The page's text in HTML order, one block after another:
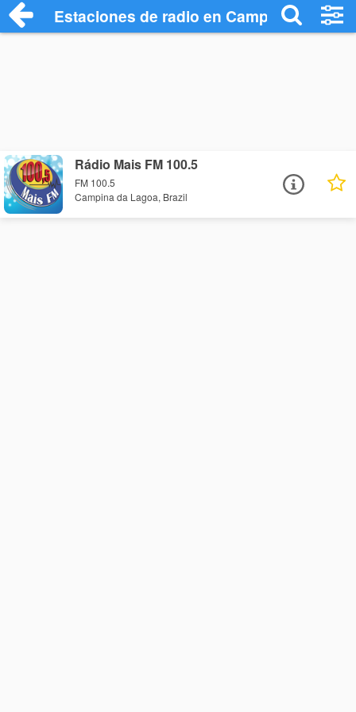
Estaciones de radio en Campina da
Rádio Mais FM 100.5
FM 100.5
Campina da Lagoa, Brazil